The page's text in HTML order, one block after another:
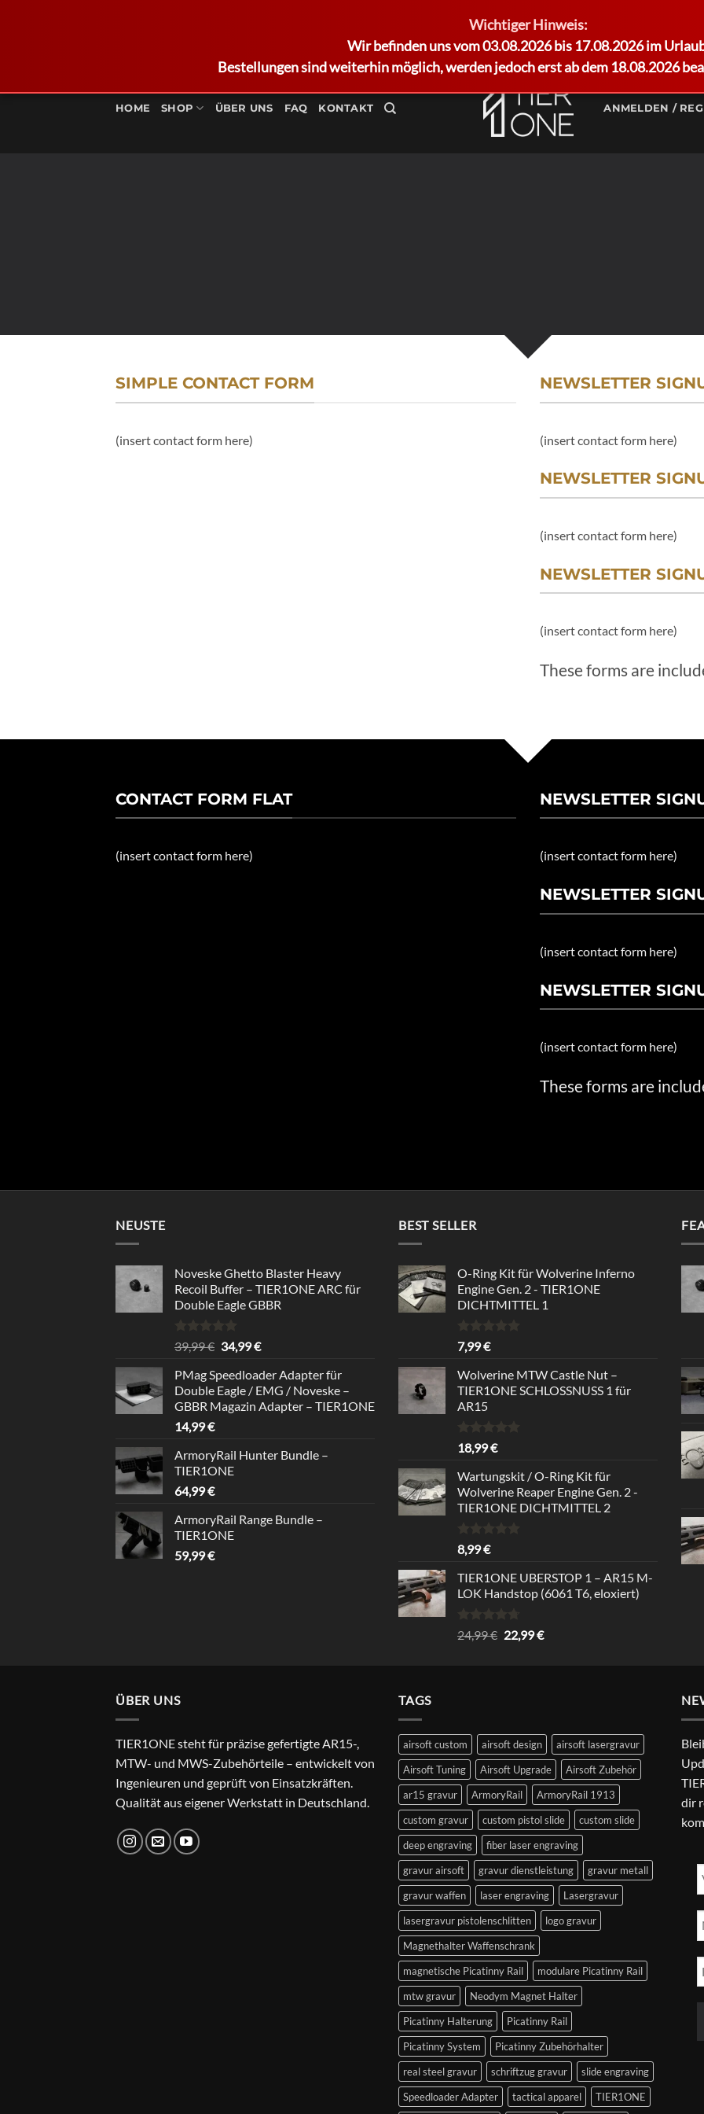
Wichtiger Hinweis:
Wir befinden uns vom 03.08.2026 bis 17.08.2026 im
Bestellungen sind weiterhin möglich, werden jedoch erst ab dem 18.08.2026
Inhalt
HOME SHOP ÜBER UNS FAQ KONTAKT ANMELDEN /
SIMPLE CONTACT FORM
(insert contact form here)
NEWSLETTER
(insert contact form here)
NEWSLETTER
(insert contact form here)
NEWSLETTER
(insert contact form here)
These forms are
CONTACT FORM FLAT
(insert contact form here)
NEWSLETTER
(insert contact form here)
NEWSLETTER
(insert contact form here)
NEWSLETTER
(insert contact form here)
These forms are
NEUSTE
Noveske Ghetto Blaster Heavy
Recoil Buffer – TIER1ONE ARC für
Double Eagle GBBR
Bewertet
mit
von 5
39,99€ Ursprünglicher
war:
39,99 €
34,99€Aktueller
ist:
34,99 €.
PMag Speedloader Adapter für
Double Eagle / EMG / Noveske –
GBBR Magazin Adapter – TIER1ONE
14,99€
ArmoryRail Hunter Bundle –
TIER1ONE
64,99€
ArmoryRail Range Bundle –
TIER1ONE
59,99€
BEST SELLER
O-Ring Kit für Wolverine Inferno
Engine Gen. 2 - TIER1ONE
DICHTMITTEL 1
Bewertet
mit
von 5
7,99€
Wolverine MTW Castle Nut –
TIER1ONE SCHLOSSNUSS 1 für
AR15
Bewertet
mit
von 5
18,99€
Wartungskit / O-Ring Kit für
Wolverine Reaper Engine Gen. 2 -
TIER1ONE DICHTMITTEL 2
Bewertet
mit
von 5
8,99€
TIER1ONE UBERSTOP 1 – AR15 M-
LOK Handstop (6061 T6, eloxiert)
Bewertet
mit
24,99€ Ursprünglicher
22,99€Aktueller
ÜBER UNS
TIER1ONE steht für präzise gefertigte AR15-,
MTW- und MWS-Zubehörteile – entwickelt von
Ingenieuren und geprüft von Einsatzkräften.
Qualität aus eigener Werkstatt in Deutschland.
TAGS
airsoft custom airsoft design
airsoft lasergravur
Airsoft Tuning
Airsoft Upgrade
Airsoft Zubehör
ar15 gravur
ArmoryRail
ArmoryRail 1913
custom gravur
custom pistol slide
custom slide
deep engraving
fiber laser engraving
gravur airsoft
gravur dienstleistung
gravur metall
gravur waffen
laser engraving
Lasergravur
lasergravur pistolenschlitten
logo gravur
Magnethalter Waffenschrank
magnetische Picatinny Rail
modulare Picatinny Rail
mtw gravur
Neodym Magnet Halter
Picatinny Halterung
Picatinny Rail
Picatinny System
Picatinny Zubehörhalter
real steel gravur
schriftzug gravur
slide engraving
Speedloader Adapter
tactical apparel TIER1ONE
dir